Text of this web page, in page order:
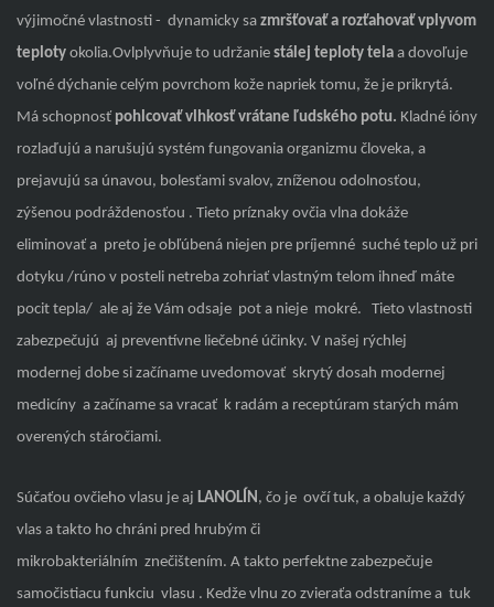
výjimočné vlastnosti - dynamicky sa zmršťovať a rozťahovať vplyvom
teplotyokolia.Ovlplyvňuje to udržanie stálej teploty tela a dovoľuje
voľné dýchanie celým povrchom kože napriek tomu, že je prikrytá.
Má schopnosť pohlcovať vlhkosť vrátane ľudského potu. Kladné ióny
rozlaďujú a narušujú systém fungovania organizmu človeka, a
prejavujú sa únavou, bolesťami svalov, zníženou odolnosťou,
zýšenou podráždenosťou . Tieto príznaky ovčia vlna dokáže
eliminovať a preto je obľúbená niejen pre príjemné suché teplo už pri
dotyku /rúno v posteli netreba zohriať vlastným telom ihneď máte
pocit tepla/ ale aj že Vám odsaje pot a nieje mokré. Tieto vlastnosti
zabezpečujú aj preventívne liečebné účinky. V našej rýchlej
modernej dobe si začíname uvedomovať skrytý dosah modernej
medicíny a začíname sa vracať k radám a receptúram starých mám
overených stáročiami.
Súčaťou ovčieho vlasu je aj LANOLÍN, čo je ovčí tuk, a obaluje každý
vlas a takto ho chráni pred hrubým či
mikrobakteriálním znečištením. A takto perfektne zabezpečuje
samočistiacu funkciu vlasu . Kedže vlnu zo zvieraťa odstraníme a tuk